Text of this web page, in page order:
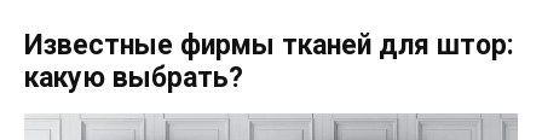
Известные фирмы тканей для штор:
какую выбрать?